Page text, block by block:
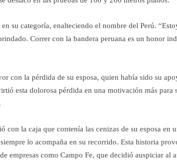
su categoría, enalteciendo el nombre del Perú.
Correr con la bandera peruana es un honor
con la pérdida de su esposa, quien había sido su
esta dolorosa pérdida en una motivación más para
con la caja que contenía las cenizas de su esposa en
lo acompaña en su recorrido. Esta historia
empresas como Campo Fe, que decidió auspiciar al